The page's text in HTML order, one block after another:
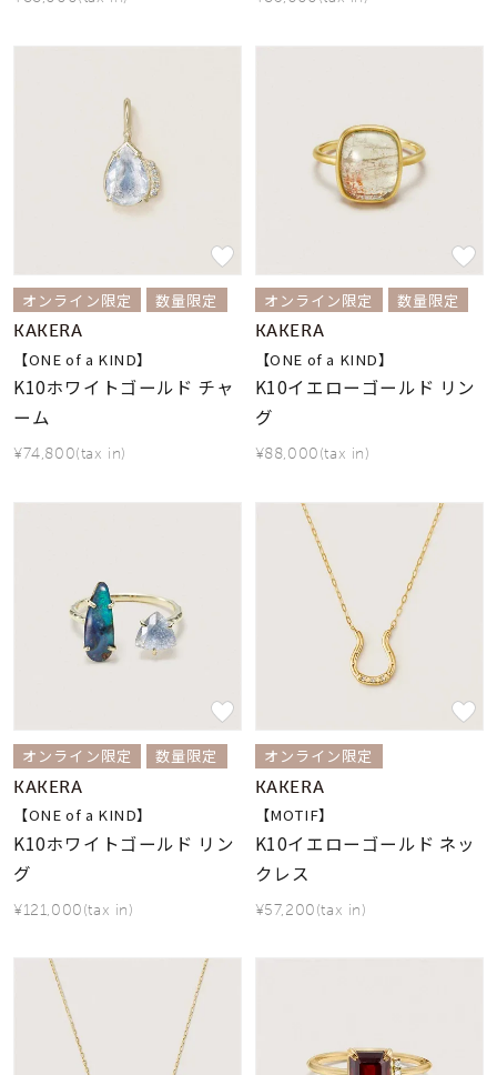
オンライン限定
数量限定
KAKERA
【ONE of a KIND】
K10ホワイトゴールド チャ
ーム
¥74,800(tax in)
オンライン限定
数量限定
KAKERA
【ONE of a KIND】
K10イエローゴールド リン
グ
¥88,000(tax in)
オンライン限定
数量限定
KAKERA
【ONE of a KIND】
K10ホワイトゴールド リン
グ
¥121,000(tax in)
オンライン限定
KAKERA
【MOTIF】
K10イエローゴールド ネッ
クレス
¥57,200(tax in)